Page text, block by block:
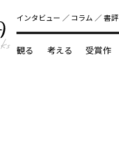
インタビュー コラム 書評
観る 考える 受賞作